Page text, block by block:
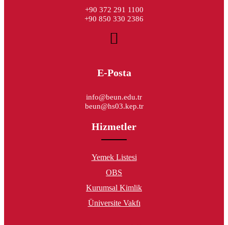
+90 372 291 1100
+90 850 330 2386
E-Posta
info@beun.edu.tr
beun@hs03.kep.tr
Hizmetler
Yemek Listesi
OBS
Kurumsal Kimlik
Üniversite Vakfı